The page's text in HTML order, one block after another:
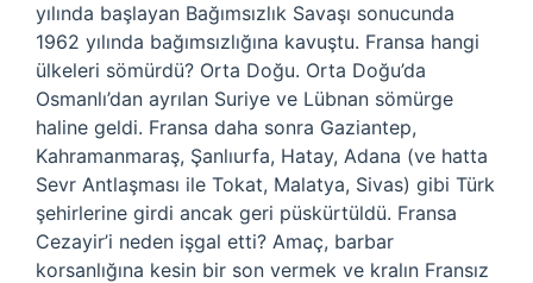
yılında başlayan Bağımsızlık Savaşı sonucunda
1962 yılında bağımsızlığına kavuştu. Fransa hangi
ülkeleri sömürdü? Orta Doğu. Orta Doğu’da
Osmanlı’dan ayrılan Suriye ve Lübnan sömürge
haline geldi. Fransa daha sonra Gaziantep,
Kahramanmaraş, Şanlıurfa, Hatay, Adana (ve hatta
Sevr Antlaşması ile Tokat, Malatya, Sivas) gibi Türk
şehirlerine girdi ancak geri püskürtüldü. Fransa
Cezayir’i neden işgal etti? Amaç, barbar
korsanlığına kesin bir son vermek ve kralın Fransız